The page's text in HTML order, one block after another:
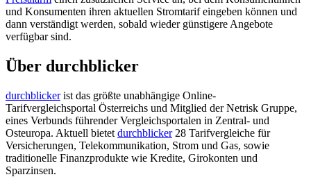
und Konsumenten ihren aktuellen Stromtarif eingeben können und
dann verständigt werden, sobald wieder günstigere Angebote
verfügbar sind.
Über durchblicker
durchblickerist das größte unabhängige Online-
Tarifvergleichsportal Österreichs und Mitglied der Netrisk Gruppe,
eines Verbunds führender Vergleichsportalen in Zentral- und
Osteuropa. Aktuell bietet durchblicker28 Tarifvergleiche für
Versicherungen, Telekommunikation, Strom und Gas, sowie
traditionelle Finanzprodukte wie Kredite, Girokonten und
Sparzinsen.